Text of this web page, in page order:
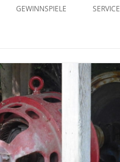
GEWINNSPIELE SERVICE